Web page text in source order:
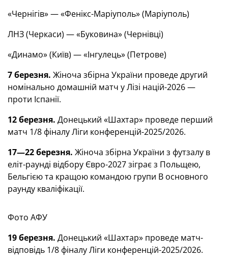
«Чернігів» — «Фенікс-Маріуполь» (Маріуполь)
ЛНЗ (Черкаси) — «Буковина» (Чернівці)
«Динамо» (Київ) — «Інгулець» (Петрове)
7 березня. Жіноча збірна України проведе другий
номінально домашній матч у Лізі націй-2026 —
проти Іспанії.
12 березня. Донецький «Шахтар» проведе перший
матч 1/8 фіналу Ліги конференцій-2025/2026.
17—22 березня. Жіноча збірна України з футзалу в
еліт-раунді відбору Євро-2027 зіграє з Польщею,
Бельгією та кращою командою групи В основного
раунду кваліфікації.
Фото АФУ
19 березня. Донецький «Шахтар» проведе матч-
відповідь 1/8 фіналу Ліги конференцій-2025/2026.